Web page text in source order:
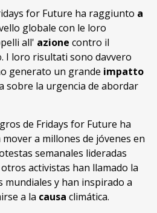
for Future ha raggiunto a
globale con le loro
all' azione contro il
I loro risultati sono davvero
generato un grande impatto
sobre la urgencia de abordar
de Fridays for Future ha
a millones de jóvenes en
semanales lideradas
activistas han llamado la
mundiales y han inspirado a
a la causa climática.